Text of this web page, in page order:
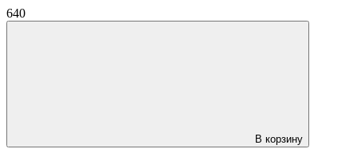
640
В корзину